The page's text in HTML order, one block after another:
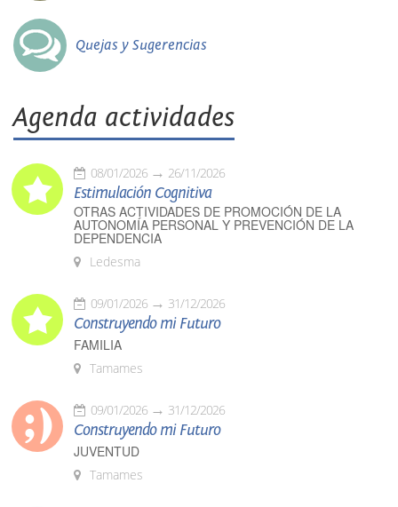
Quejas y Sugerencias
Agenda actividades
08/01/2026 26/11/2026
Estimulación Cognitiva
OTRAS ACTIVIDADES DE PROMOCIÓN DE LA
AUTONOMÍA PERSONAL Y PREVENCIÓN DE LA
DEPENDENCIA
Ledesma
09/01/2026 31/12/2026
Construyendo mi Futuro
FAMILIA
Tamames
09/01/2026 31/12/2026
Construyendo mi Futuro
JUVENTUD
Tamames